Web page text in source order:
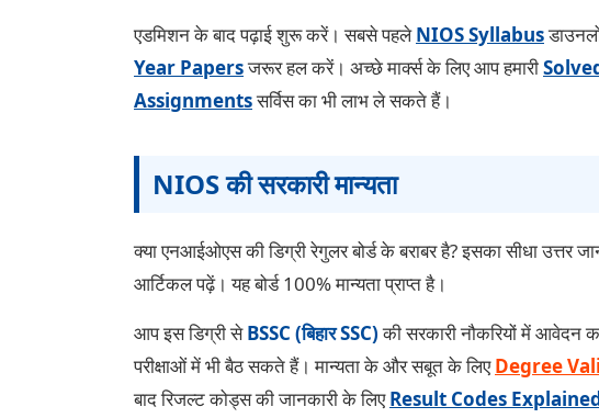
एडमिशन के बाद पढ़ाई शुरू करें। सबसे पहलेNIOS Syllabus
Year Papersजरूर हल करें। अच्छे मार्क्स के लिए आप हमारी
Assignmentsसर्विस का भी लाभ ले सकते हैं।
NIOS की सरकारी मान्यता
क्या एनआईओएस की डिग्री रेगुलर बोर्ड के बराबर है? इसका सीधा उत्तर
आर्टिकल पढ़ें। यह बोर्ड 100% मान्यता प्राप्त है।
आप इस डिग्री सेBSSC (बिहार SSC)की सरकारी नौकरियों में आवेदन
परीक्षाओं में भी बैठ सकते हैं। मान्यता के और सबूत के लिएDegree
बाद रिजल्ट कोड्स की जानकारी के लिएResult Codes